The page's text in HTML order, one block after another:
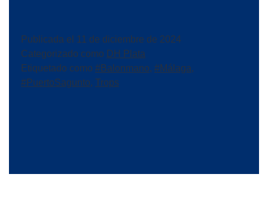
Publicada el
11 de diciembre de 2024
Categorizado como DH Plata
Etiquetado como #Balonmano, #Málaga,
#PuertoSagunto, Trops